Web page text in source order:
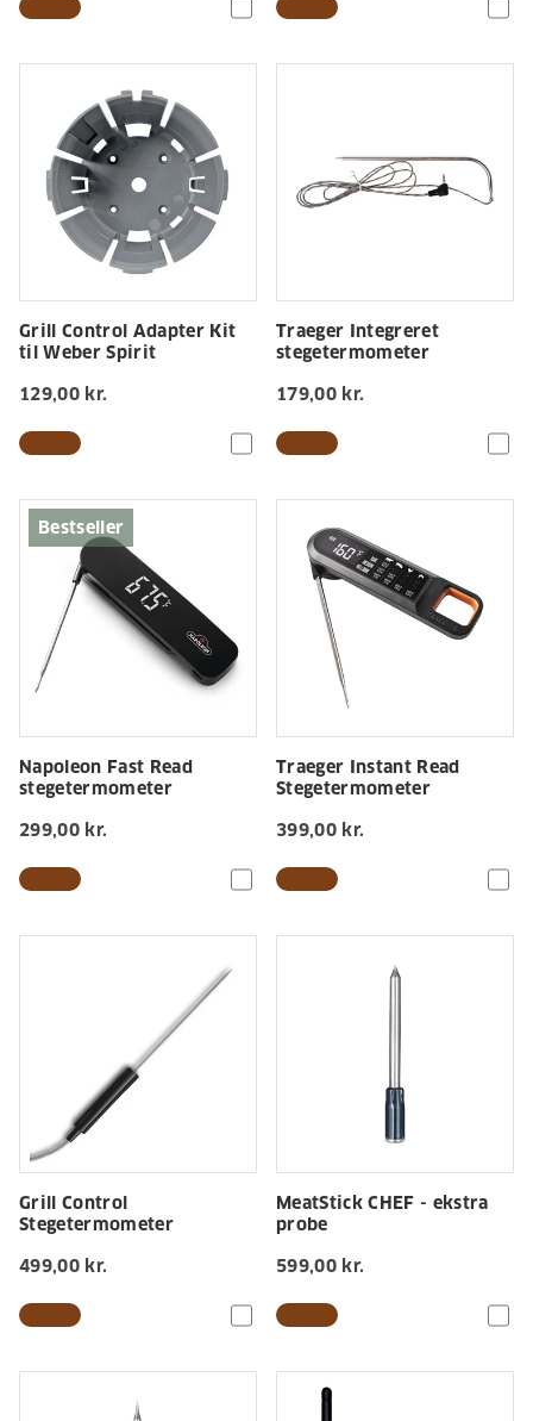
Grill Control Adapter Kit
til Weber Spirit
129,00 kr.
Traeger Integreret
stegetermometer
179,00 kr.
Bestseller
Napoleon Fast Read
stegetermometer
299,00 kr.
Traeger Instant Read
Stegetermometer
399,00 kr.
Grill Control
Stegetermometer
499,00 kr.
MeatStick CHEF - ekstra
probe
599,00 kr.